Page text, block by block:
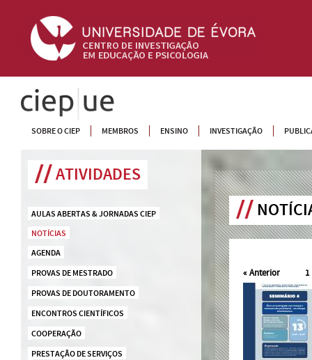
CIEP
SOBRE O CIEP MEMBROS ENSINO INVESTIGAÇÃO
ATIVIDADES
AULAS ABERTAS & JORNADAS CIEP
NOTÍCIAS
AGENDA
PROVAS DE MESTRADO
PROVAS DE DOUTORAMENTO
ENCONTROS CIENTÍFICOS
COOPERAÇÃO
PRESTAÇÃO DE SERVIÇOS
«Anterior 1